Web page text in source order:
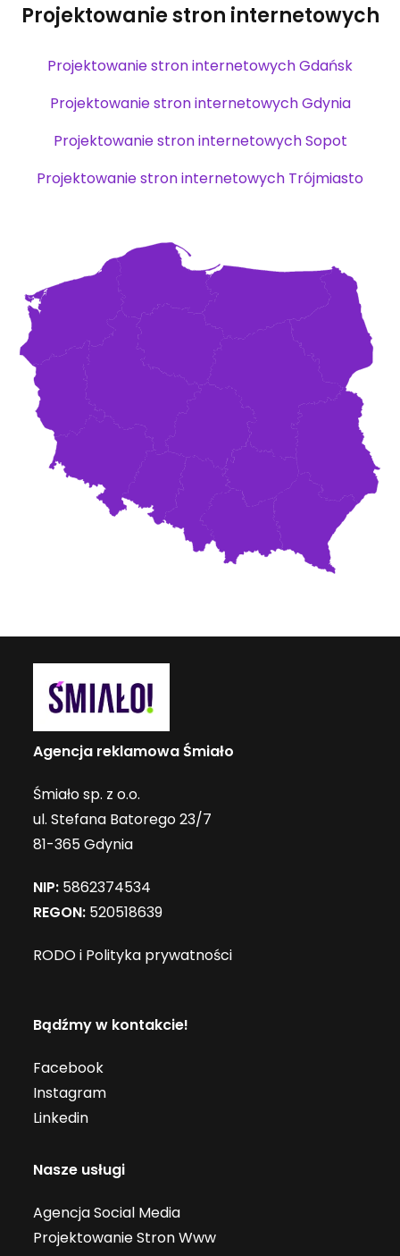
Projektowanie stron internetowych
Projektowanie stron internetowych Gdańsk
Projektowanie stron internetowych Gdynia
Projektowanie stron internetowych Sopot
Projektowanie stron internetowych Trójmiasto
Agencja reklamowa Śmiało
Śmiało sp. z o.o.
ul. Stefana Batorego 23/7
81-365 Gdynia
NIP: 5862374534
REGON: 520518639
RODO i Polityka prywatności
Bądźmy w kontakcie!
Facebook
Instagram
Linkedin
Nasze usługi
Agencja Social Media
Projektowanie Stron Www